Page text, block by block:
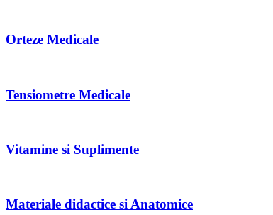
Orteze Medicale
Tensiometre Medicale
Vitamine si Suplimente
Materiale didactice si Anatomice